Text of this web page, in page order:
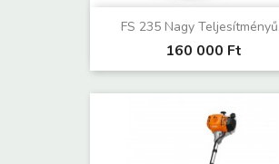
FS 235 Nagy
160 000 Ft